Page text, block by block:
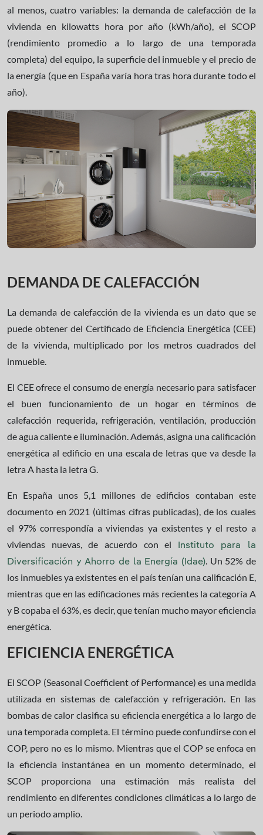
al menos, cuatro variables: la demanda de calefacción de la
vivienda en kilowatts hora por año (kWh/año), el SCOP
(rendimiento promedio a lo largo de una temporada
completa) del equipo, la superficie del inmueble y el precio de
la energía (que en España varía hora tras hora durante todo el
año).
DEMANDA DE CALEFACCIÓN
La demanda de calefacción de la vivienda es un dato que se
puede obtener del Certificado de Eficiencia Energética (CEE)
de la vivienda, multiplicado por los metros cuadrados del
inmueble.
El CEE ofrece el consumo de energía necesario para satisfacer
el buen funcionamiento de un hogar en términos de
calefacción requerida, refrigeración, ventilación, producción
de agua caliente e iluminación. Además, asigna una calificación
energética al edificio en una escala de letras que va desde la
letra A hasta la letra G.
En España unos 5,1 millones de edificios contaban este
documento en 2021 (últimas cifras publicadas), de los cuales
el 97% correspondía a viviendas ya existentes y el resto a
viviendas nuevas, de acuerdo con el
Instituto para la
Diversificación y Ahorro de la Energía (Idae) . Un 52% de
los inmuebles ya existentes en el país tenían una calificación E,
mientras que en las edificaciones más recientes la categoría A
y B copaba el 63%, es decir, que tenían mucho mayor eficiencia
energética.
EFICIENCIA ENERGÉTICA
El SCOP (Seasonal Coefficient of Performance) es una medida
utilizada en sistemas de calefacción y refrigeración. En las
bombas de calor clasifica su eficiencia energética a lo largo de
una temporada completa. El término puede confundirse con el
COP, pero no es lo mismo. Mientras que el COP se enfoca en
la eficiencia instantánea en un momento determinado, el
SCOP proporciona una estimación más realista del
rendimiento en diferentes condiciones climáticas a lo largo de
un periodo amplio.